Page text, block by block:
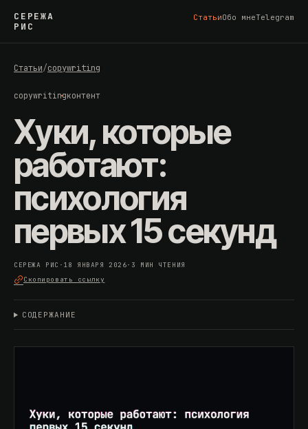
СЕРЕЖА
РИС
СтатьиОбо мнеTelegram
Статьи/copywriting
copywritingконтент
Хуки, которые
работают:
психология
первых 15 секунд
СЕРЕЖА РИС · 18 ЯНВАРЯ 2026· 3 МИН ЧТЕНИЯ
Скопировать ссылку
СОДЕРЖАНИЕ